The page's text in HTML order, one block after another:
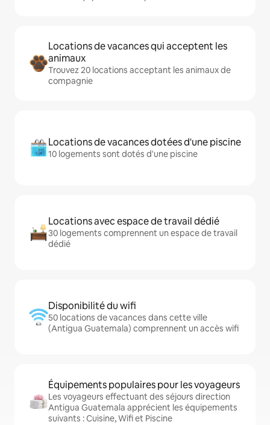
Locations de vacances qui acceptent les
animaux
Trouvez 20 locations acceptant les animaux de
compagnie
Locations de vacances dotées d'une piscine
10 logements sont dotés d'une piscine
Locations avec espace de travail dédié
30 logements comprennent un espace de travail
dédié
Disponibilité du wifi
50 locations de vacances dans cette ville
(Antigua Guatemala) comprennent un accès wifi
Équipements populaires pour les voyageurs
Les voyageurs effectuant des séjours direction
Antigua Guatemala apprécient les équipements
suivants : Cuisine, Wifi et Piscine